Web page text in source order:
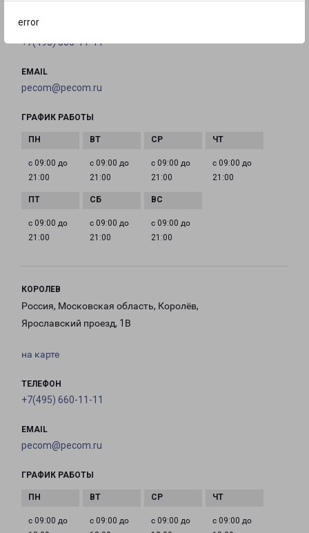
error
ТЕЛЕФОН
+7(495) 660-11-11
EMAIL
pecom@pecom.ru
ГРАФИК РАБОТЫ
с 09:00 до
21:00
с 09:00 до
21:00
с 09:00 до
21:00
с 09:00 до
21:00
с 09:00 до
21:00
с 09:00 до
21:00
с 09:00 до
21:00
КОРОЛЕВ
Россия, Московская область, Королёв,
Ярославский проезд, 1В
на карте
ТЕЛЕФОН
+7(495) 660-11-11
EMAIL
pecom@pecom.ru
ГРАФИК РАБОТЫ
с 09:00 до
с 09:00 до
с 09:00 до
с 09:00 до